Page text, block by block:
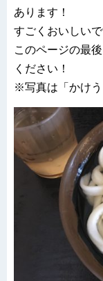
あります！
すごくおいしい
このページの最
ください！
※写真は「かけう